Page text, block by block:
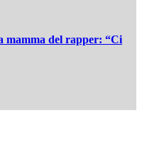
mamma del rapper: “Ci